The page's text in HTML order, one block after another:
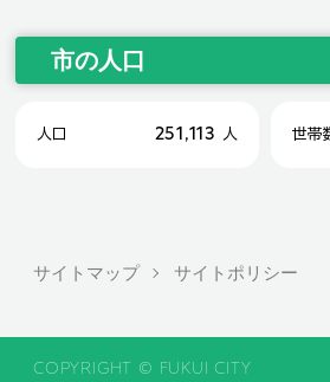
市の人口
人口 251,113 人 世帯
サイトマップ サイトポリシー
COPYRIGHT © FUKUI CITY